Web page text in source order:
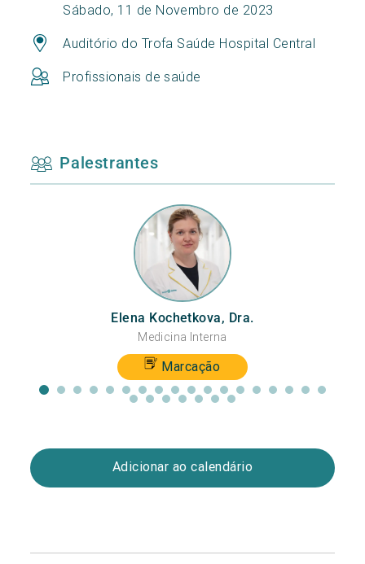
Sábado, 11 de Novembro de 2023
Auditório do Trofa Saúde Hospital Central
Profissionais de saúde
Palestrantes
Elena Kochetkova, Dra.
Medicina Interna
Marcação
Adicionar ao calendário